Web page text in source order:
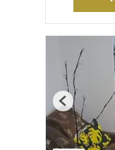
Previous